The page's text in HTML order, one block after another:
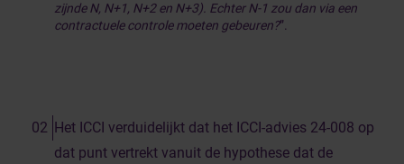
zijnde N, N+1, N+2 en N+3). Echter N-1 zou dan via een
contractuele controle moeten gebeuren?”.
Het ICCI verduidelijkt dat het ICCI-advies 24-008 op
dat punt vertrekt vanuit de hypothese dat de